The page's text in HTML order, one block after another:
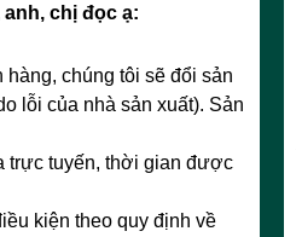
chị đọc ạ:
chúng tôi sẽ đổi sản
lỗi của nhà sản xuất). Sản
trực tuyến, thời gian được
kiện theo quy định về